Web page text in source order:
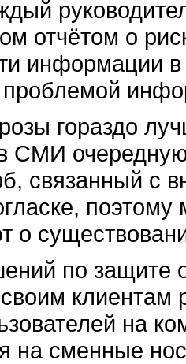
отчётом о
информации
проблемой
гораздо
СМИ
связанный с
о
по защите
своим
на
на сменные